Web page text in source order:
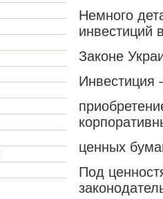
Немного
инвестиций
Законе
Инвестиция
ценных
Под